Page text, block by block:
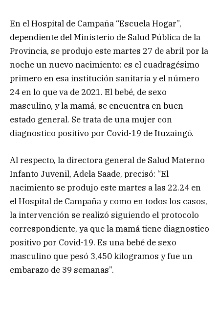
En el Hospital de Campaña “Escuela Hogar”,
dependiente del Ministerio de Salud Pública de la
Provincia, se produjo este martes 27 de abril por la
noche un nuevo nacimiento: es el cuadragésimo
primero en esa institución sanitaria y el número
24 en lo que va de 2021. El bebé, de sexo
masculino, y la mamá, se encuentra en buen
estado general. Se trata de una mujer con
diagnostico positivo por Covid-19 de Ituzaingó.
Al respecto, la directora general de Salud Materno
Infanto Juvenil, Adela Saade, precisó: “El
nacimiento se produjo este martes a las 22.24 en
el Hospital de Campaña y como en todos los casos,
la intervención se realizó siguiendo el protocolo
correspondiente, ya que la mamá tiene diagnostico
positivo por Covid-19. Es una bebé de sexo
masculino que pesó 3,450 kilogramos y fue un
embarazo de 39 semanas”.